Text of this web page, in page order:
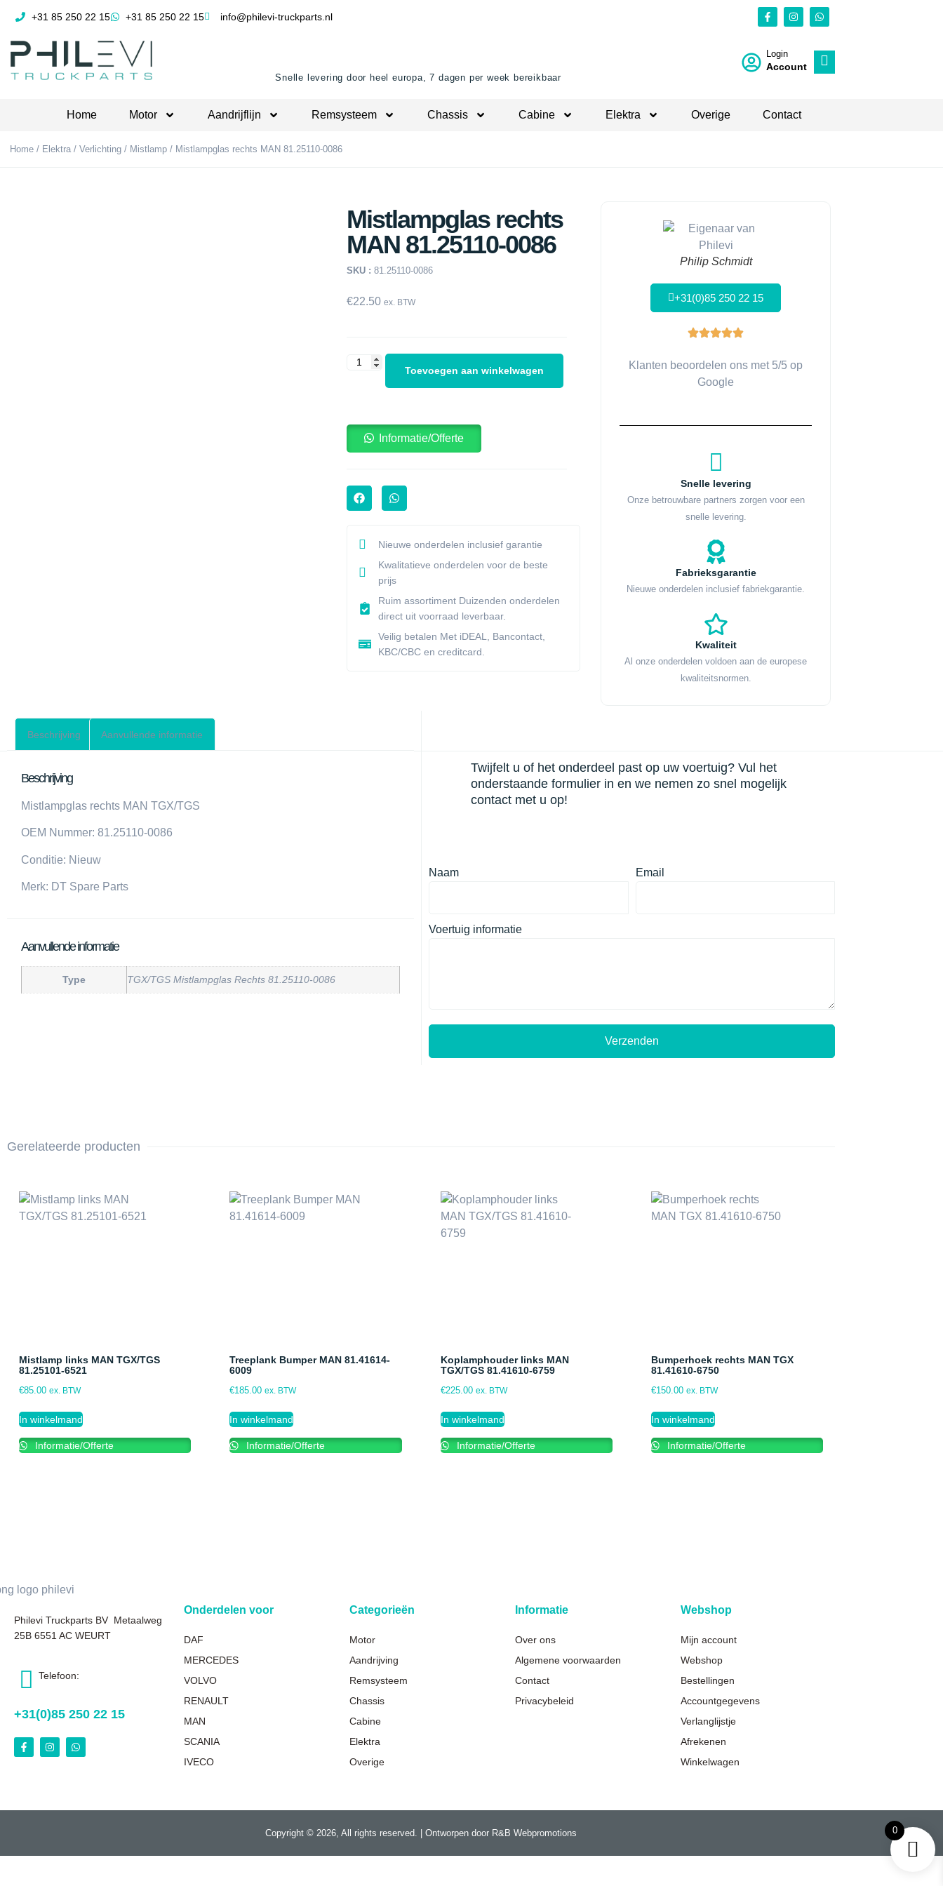
+31 85 250 22 15 +31 85 250 22 15 info@philevi-truckparts.nl
Snelle levering door heel europa, 7 dagen per week bereikbaar
Login
Account
Home Motor Aandrijflijn Remsysteem Chassis Cabine Elektra Overige Contact
Home / Elektra / Verlichting / Mistlamp / Mistlampglas rechts MAN 81.25110-0086
Mistlampglas rechts
MAN 81.25110-0086
SKU : 81.25110-0086
€22.50 ex. BTW
Toevoegen aan winkelwagen
Informatie/Offerte
Nieuwe onderdelen inclusief garantie
Kwalitatieve onderdelen voor de beste
prijs
Ruim assortiment Duizenden onderdelen
direct uit voorraad leverbaar.
Veilig betalen Met iDEAL, Bancontact,
KBC/CBC en creditcard.
Philip Schmidt
+31(0)85 250 22 15
Klanten beoordelen ons met 5/5 op
Google
Snelle levering
Onze betrouwbare partners zorgen voor een
snelle levering.
Fabrieksgarantie
Nieuwe onderdelen inclusief fabriekgarantie.
Kwaliteit
Al onze onderdelen voldoen aan de europese
kwaliteitsnormen.
Beschrijving Aanvullende informatie
Beschrijving
Mistlampglas rechts MAN TGX/TGS
OEM Nummer: 81.25110-0086
Conditie: Nieuw
Merk: DT Spare Parts
Aanvullende informatie
Type TGX/TGS Mistlampglas Rechts 81.25110-0086
Twijfelt u of het onderdeel past op uw voertuig? Vul het
onderstaande formulier in en we nemen zo snel mogelijk
contact met u op!
Naam Email
Voertuig informatie
Verzenden
Gerelateerde producten
Mistlamp links MAN TGX/TGS
81.25101-6521
€85.00 ex. BTW
In winkelmand
Informatie/Offerte
Treeplank Bumper MAN 81.41614-
6009
€185.00 ex. BTW
In winkelmand
Informatie/Offerte
Koplamphouder links MAN
TGX/TGS 81.41610-6759
€225.00 ex. BTW
In winkelmand
Informatie/Offerte
Bumperhoek rechts MAN TGX
81.41610-6750
€150.00 ex. BTW
In winkelmand
Informatie/Offerte
Philevi Truckparts BV Metaalweg
25B 6551 AC WEURT
Telefoon:
+31(0)85 250 22 15
Onderdelen voor
DAF
MERCEDES
VOLVO
RENAULT
MAN
SCANIA
IVECO
Categorieën
Motor
Aandrijving
Remsysteem
Chassis
Cabine
Elektra
Overige
Informatie
Over ons
Algemene voorwaarden
Contact
Privacybeleid
Webshop
Mijn account
Webshop
Bestellingen
Accountgegevens
Verlanglijstje
Afrekenen
Winkelwagen
Copyright © 2026, All rights reserved. | Ontworpen door R&B Webpromotions 0